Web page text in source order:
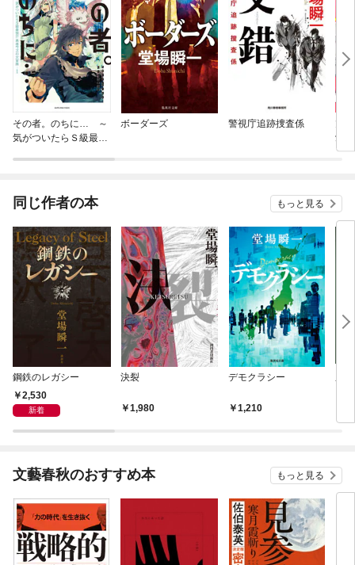
その者。のちに… ～
気がついたらＳ級最
ボーダーズ 警視庁追跡捜査係
旭
愛
同じ作者の本 もっと見る
鋼鉄のレガシー
2,530
新着
決裂
1,980
デモクラシー
1,210
文藝春秋のおすすめ本 もっと見る